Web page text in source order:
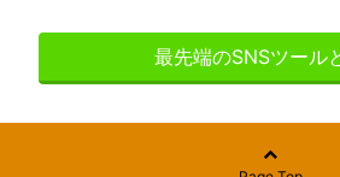
最先端のSNSツール